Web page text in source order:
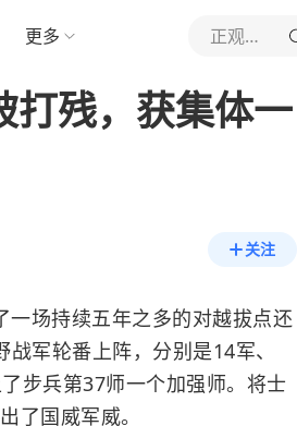
更多 正观历史
打残，获集体一
关注
场持续五年之多的对越拔点还
军轮番上阵，分别是14军、
步兵第37师一个加强师。将士
了国威军威。